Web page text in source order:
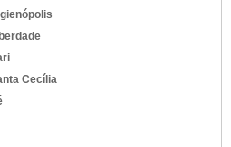
Cecília